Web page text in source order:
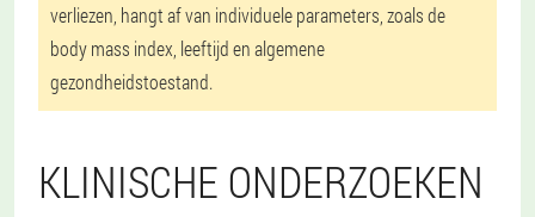
verliezen, hangt af van individuele parameters, zoals de
body mass index, leeftijd en algemene
gezondheidstoestand.
KLINISCHE ONDERZOEKEN